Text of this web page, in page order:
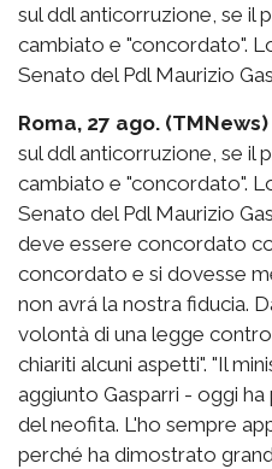
sul ddl anticorruzione, se il
cambiato e "concordato".
Senato del Pdl Maurizio
Roma, 27 ago. (TMNews)
sul ddl anticorruzione, se il
cambiato e "concordato".
Senato del Pdl Maurizio
deve essere concordato
concordato e si dovesse
non avrá la nostra fiducia.
volontà di una legge
chiariti alcuni aspetti". "Il
aggiunto Gasparri - oggi
del neofita. L'ho sempre
perché ha dimostrato